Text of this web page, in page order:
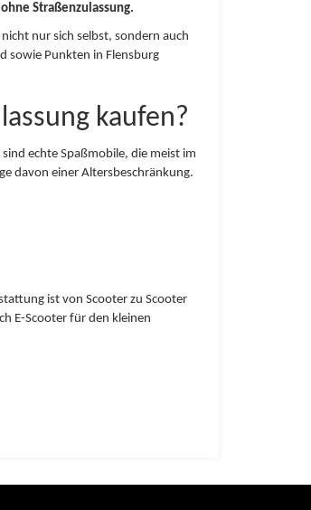
Straßenzulassung.
nur sich selbst, sondern auch
sowie Punkten in Flensburg
kaufen?
echte Spaßmobile, die meist im
davon einer Altersbeschränkung.
ist von Scooter zu Scooter
E-Scooter für den kleinen